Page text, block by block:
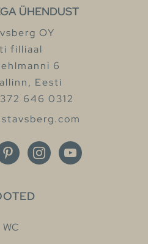
ÜHENDUST
OY
filliaal
6
Eesti
646 0312
WC